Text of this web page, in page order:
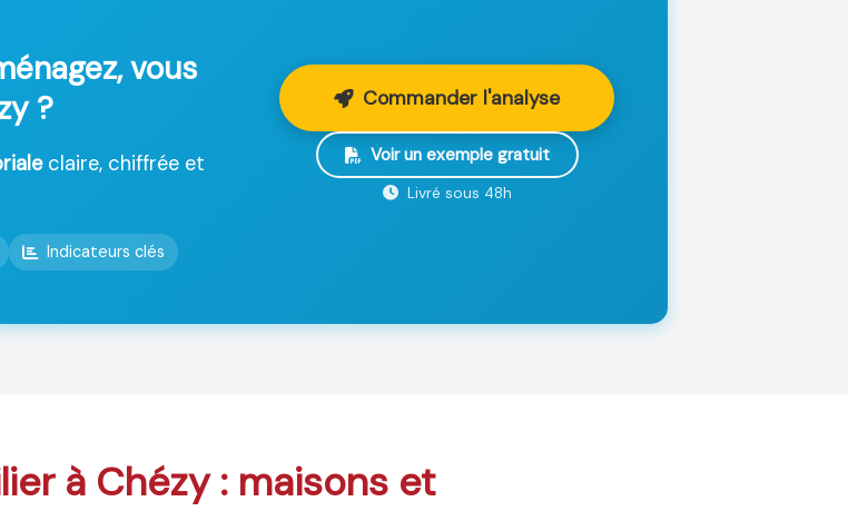
vous
?
claire, chiffrée et
Indicateurs clés
Commander l'analyse
Voir un exemple gratuit
Livré sous 48h
à Chézy : maisons et